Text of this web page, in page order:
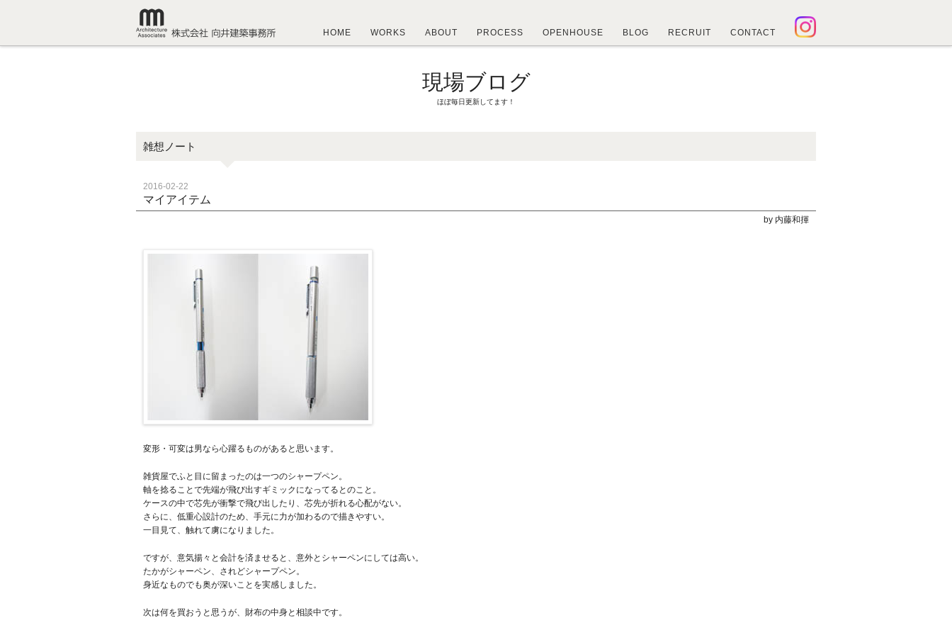
HOME WORKS ABOUT PROCESS OPENHOUSE BLOG RECRUIT CONTACT
現場ブログ
ほぼ毎日更新してます！
雑想ノート
2016-02-22
マイアイテム
by 内藤和揮
変形・可変は男なら心躍るものがあると思います。
雑貨屋でふと目に留まったのは一つのシャープペン。
軸を捻ることで先端が飛び出すギミックになってるとのこと。
ケースの中で芯先が衝撃で飛び出したり、芯先が折れる心配がない。
さらに、低重心設計のため、手元に力が加わるので描きやすい。
一目見て、触れて虜になりました。
ですが、意気揚々と会計を済ませると、意外とシャーペンにしては高い。
たかがシャーペン、されどシャープペン。
身近なものでも奥が深いことを実感しました。
次は何を買おうと思うが、財布の中身と相談中です。